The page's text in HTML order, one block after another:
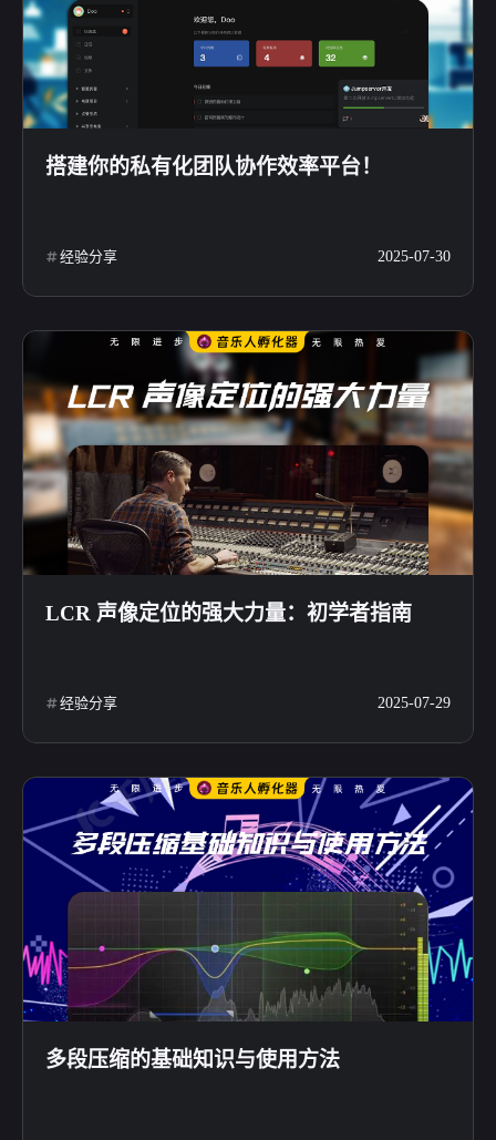
微信 支付宝
搭建你的私有化团队协作效率平台！
经验分享 2025-07-30
LCR 声像定位的强大力量：初学者指南
经验分享 2025-07-29
多段压缩的基础知识与使用方法